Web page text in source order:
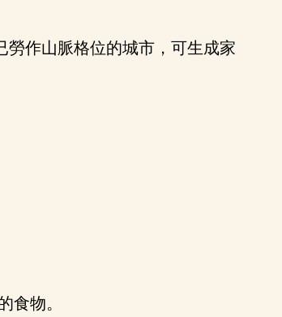
作山脈格位的城市，可生成家
物。